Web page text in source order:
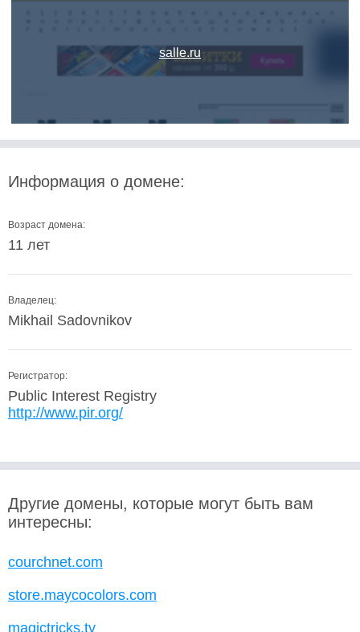
salle.ru
Информация о домене:
Возраст домена:
11 лет
Владелец:
Mikhail Sadovnikov
Регистратор:
Public Interest Registry
http://www.pir.org/
Другие домены, которые могут быть вам
интересны:
courchnet.com
store.maycocolors.com
magictricks.tv